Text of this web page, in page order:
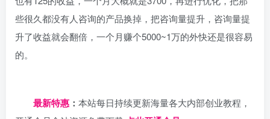
些很久都没有人咨询的产品换掉，把咨询量提升，咨询量提
升了收益就会翻倍，一个月赚个5000~1万的外快还是很容易
的。
最新特惠 ： 本站每日持续更新海量各大内部创业教程，